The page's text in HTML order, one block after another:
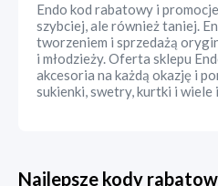
Endo kod rabatowy i
szybciej, ale również taniej.
tworzeniem i sprzedażą
i młodzieży. Oferta sklepu
akcesoria na każdą okazję i
sukienki, swetry, kurtki i wiele
Najlepsze kody